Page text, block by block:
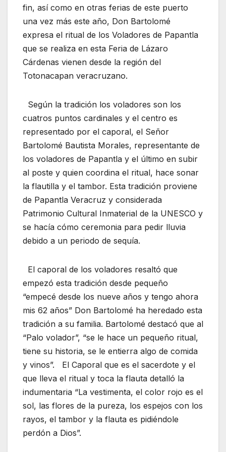
fin, así como en otras ferias de este puerto
una vez más este año, Don Bartolomé
expresa el ritual de los Voladores de Papantla
que se realiza en esta Feria de Lázaro
Cárdenas vienen desde la región del
Totonacapan veracruzano.
Según la tradición los voladores son los
cuatros puntos cardinales y el centro es
representado por el caporal, el Señor
Bartolomé Bautista Morales, representante de
los voladores de Papantla y el último en subir
al poste y quien coordina el ritual, hace sonar
la flautilla y el tambor. Esta tradición proviene
de Papantla Veracruz y considerada
Patrimonio Cultural Inmaterial de la UNESCO y
se hacía cómo ceremonia para pedir lluvia
debido a un periodo de sequía.
El caporal de los voladores resaltó que
empezó esta tradición desde pequeño
“empecé desde los nueve años y tengo ahora
mis 62 años” Don Bartolomé ha heredado esta
tradición a su familia. Bartolomé destacó que al
“Palo volador”, “se le hace un pequeño ritual,
tiene su historia, se le entierra algo de comida
y vinos”. El Caporal que es el sacerdote y el
que lleva el ritual y toca la flauta detalló la
indumentaria “La vestimenta, el color rojo es el
sol, las flores de la pureza, los espejos con los
rayos, el tambor y la flauta es pidiéndole
perdón a Dios”.